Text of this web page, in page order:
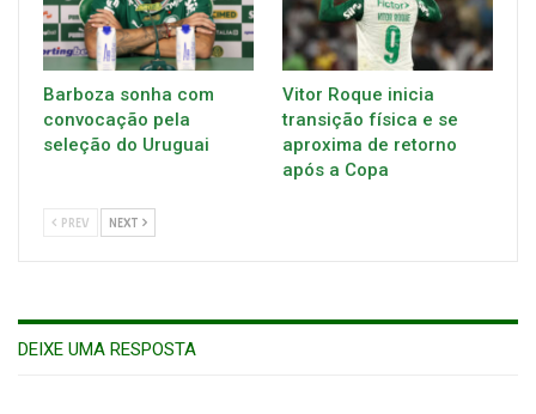
Barboza sonha com
convocação pela
seleção do Uruguai
Vitor Roque inicia
transição física e se
aproxima de retorno
após a Copa
PREV NEXT
DEIXE UMA RESPOSTA